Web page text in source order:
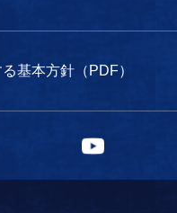
基本方針（PDF）
YouTube